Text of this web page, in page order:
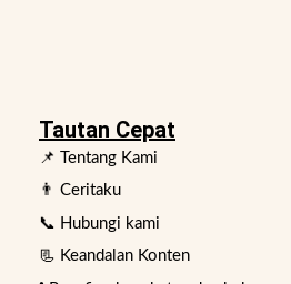
Tautan Cepat
📌 Tentang Kami
👨 Ceritaku
📞 Hubungi kami
📃 Keandalan Konten